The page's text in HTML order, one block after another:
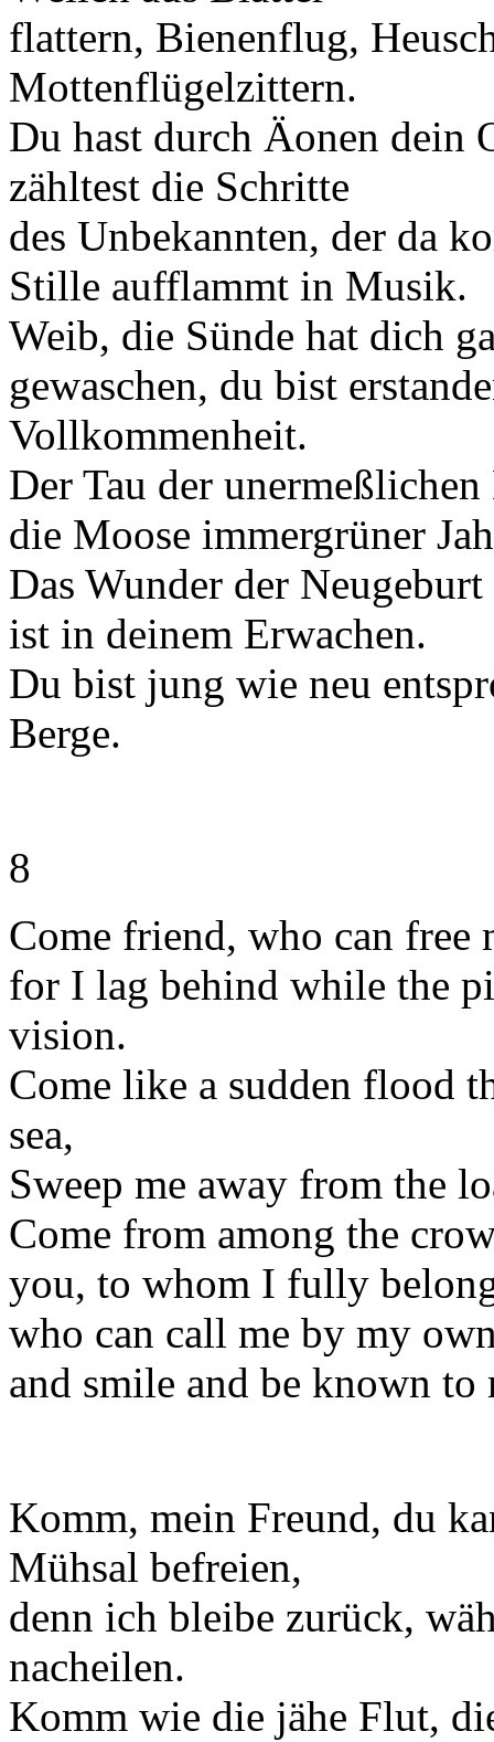
flattern, Bienenflug,
Mottenflügelzittern.
Du hast durch Äonen dein
zähltest die Schritte
des Unbekannten, der da
Stille aufflammt in Musik.
Weib, die Sünde hat dich
gewaschen, du bist
Vollkommenheit.
Der Tau der
die Moose immergrüner
Das Wunder der
ist in deinem Erwachen.
Du bist jung wie neu
Berge.
8
Come friend, who can
for I lag behind while the
vision.
Come like a sudden flood
sea,
Sweep me away from the
Come from among the
you, to whom I fully
who can call me by my
and smile and be known to
Komm, mein Freund, du
Mühsal befreien,
denn ich bleibe zurück,
nacheilen.
Komm wie die jähe Flut,